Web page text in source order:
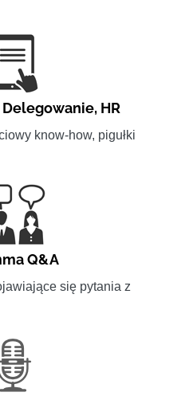
Delegowanie, HR
know-how, pigułki
Q&A
się pytania z